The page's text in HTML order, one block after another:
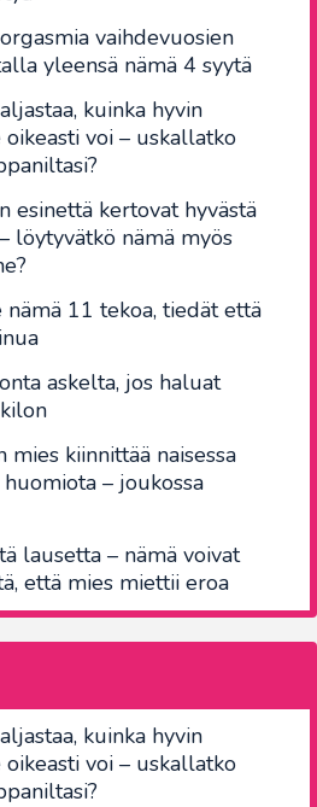
vaihdevuosien
yleensä nämä 4 syytä
kuinka hyvin
voi – uskallatko
esinettä kertovat hyvästä
löytyvätkö nämä myös
nämä 11 tekoa, tiedät että
askelta, jos haluat
mies kiinnittää naisessa
– joukossa
lausetta – nämä voivat
että mies miettii eroa
kuinka hyvin
voi – uskallatko